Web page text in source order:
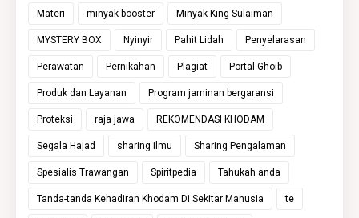
Materi minyak booster Minyak King Sulaiman
MYSTERY BOX Nyinyir Pahit Lidah Penyelarasan
Perawatan Pernikahan Plagiat Portal Ghoib
Produk dan Layanan Program jaminan bergaransi
Proteksi raja jawa REKOMENDASI KHODAM
Segala Hajad sharing ilmu Sharing Pengalaman
Spesialis Trawangan Spiritpedia Tahukah anda
Tanda-tanda Kehadiran Khodam Di Sekitar Manusia te